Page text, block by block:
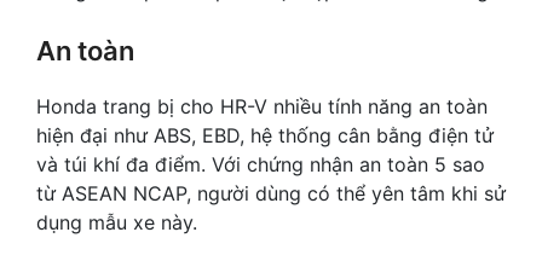
An toàn
Honda trang bị cho HR-V nhiều tính năng an toàn
hiện đại như ABS, EBD, hệ thống cân bằng điện tử
và túi khí đa điểm. Với chứng nhận an toàn 5 sao
từ ASEAN NCAP, người dùng có thể yên tâm khi sử
dụng mẫu xe này.